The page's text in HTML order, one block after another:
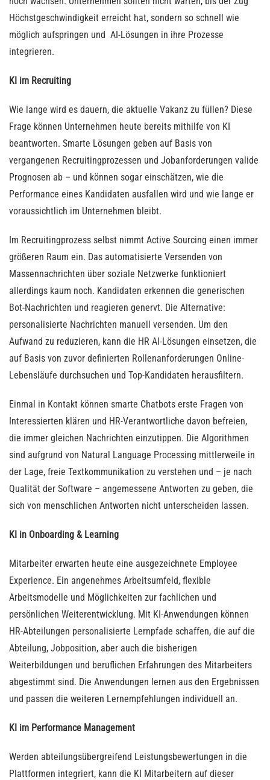
Höchstgeschwindigkeit erreicht hat, sondern so schnell wie
möglich aufspringen und AI-Lösungen in ihre Prozesse
integrieren.
KI im Recruiting
Wie lange wird es dauern, die aktuelle Vakanz zu füllen? Diese
Frage können Unternehmen heute bereits mithilfe von KI
beantworten. Smarte Lösungen geben auf Basis von
vergangenen Recruitingprozessen und Jobanforderungen valide
Prognosen ab – und können sogar einschätzen, wie die
Performance eines Kandidaten ausfallen wird und wie lange er
voraussichtlich im Unternehmen bleibt.
Im Recruitingprozess selbst nimmt Active Sourcing einen immer
größeren Raum ein. Das automatisierte Versenden von
Massennachrichten über soziale Netzwerke funktioniert
allerdings kaum noch. Kandidaten erkennen die generischen
Bot-Nachrichten und reagieren genervt. Die Alternative:
personalisierte Nachrichten manuell versenden. Um den
Aufwand zu reduzieren, kann die HR AI-Lösungen einsetzen, die
auf Basis von zuvor definierten Rollenanforderungen Online-
Lebensläufe durchsuchen und Top-Kandidaten herausfiltern.
Einmal in Kontakt können smarte Chatbots erste Fragen von
Interessierten klären und HR-Verantwortliche davon befreien,
die immer gleichen Nachrichten einzutippen. Die Algorithmen
sind aufgrund von Natural Language Processing mittlerweile in
der Lage, freie Textkommunikation zu verstehen und – je nach
Qualität der Software – angemessene Antworten zu geben, die
sich von menschlichen Antworten nicht unterscheiden lassen.
KI in Onboarding & Learning
Mitarbeiter erwarten heute eine ausgezeichnete Employee
Experience. Ein angenehmes Arbeitsumfeld, flexible
Arbeitsmodelle und Möglichkeiten zur fachlichen und
persönlichen Weiterentwicklung. Mit KI-Anwendungen können
HR-Abteilungen personalisierte Lernpfade schaffen, die auf die
Abteilung, Jobposition, aber auch die bisherigen
Weiterbildungen und beruflichen Erfahrungen des Mitarbeiters
abgestimmt sind. Die Anwendungen lernen aus den Ergebnissen
und passen die weiteren Lernempfehlungen individuell an.
KI im Performance Management
Werden abteilungsübergreifend Leistungsbewertungen in die
Plattformen integriert, kann die KI Mitarbeitern auf dieser